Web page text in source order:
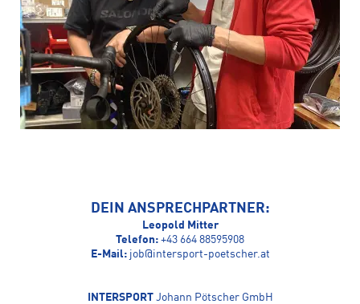
DEIN ANSPRECHPARTNER:
Leopold Mitter
Telefon: +43 664 88595908
E-Mail:job@intersport-poetscher.at
INTERSPORTJohann Pötscher GmbH